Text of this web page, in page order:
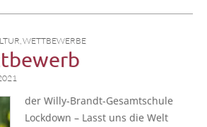
WETTBEWERBE
der Wil­­ly-Brandt-Gesam­t­­schu­­le
Lock­down – Lasst uns die Welt